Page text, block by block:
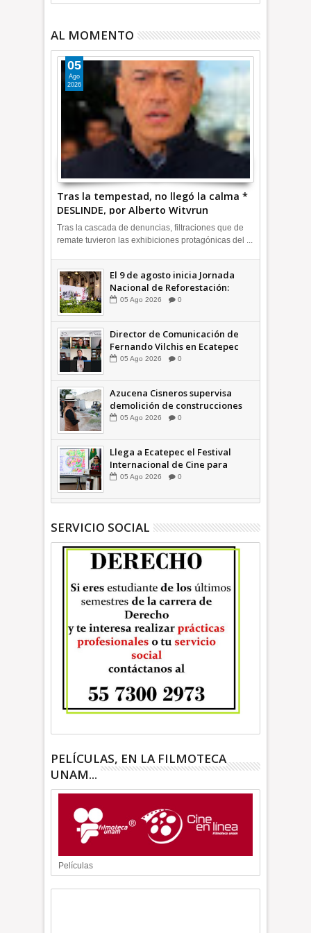
AL MOMENTO
Tras la tempestad, no llegó la calma *
DESLINDE, por Alberto Witvrun
OPINIÓN
05
Ago
2026
Tras la cascada de denuncias, filtraciones que de
remate tuvieron las exhibiciones protagónicas del ...
El 9 de agosto inicia Jornada
Nacional de Reforestación:
presidenta Sheinbaum +Video
05 Ago 2026 0
Director de Comunicación de
Fernando Vilchis en Ecatepec
financió publicaciones en redes
Cisneros: TEEM | INFORMATIVA
05 Ago 2026 0
Azucena Cisneros supervisa
demolición de construcciones
ilegales en zona federal
05 Ago 2026 0
Llega a Ecatepec el Festival
Internacional de Cine para
Niños (… y no tan Niños) +Video
05 Ago 2026 0
SERVICIO SOCIAL
PELÍCULAS, EN LA FILMOTECA
UNAM...
Películas